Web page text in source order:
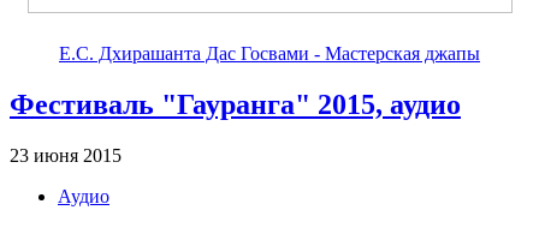
Е.С. Дхирашанта Дас Госвами - Мастерская джапы
Фестиваль "Гауранга" 2015, аудио
23 июня 2015
Аудио